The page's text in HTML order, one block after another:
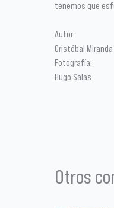
tenemos que
Autor:
Cristóbal
Fotografía:
Hugo Salas
Otros